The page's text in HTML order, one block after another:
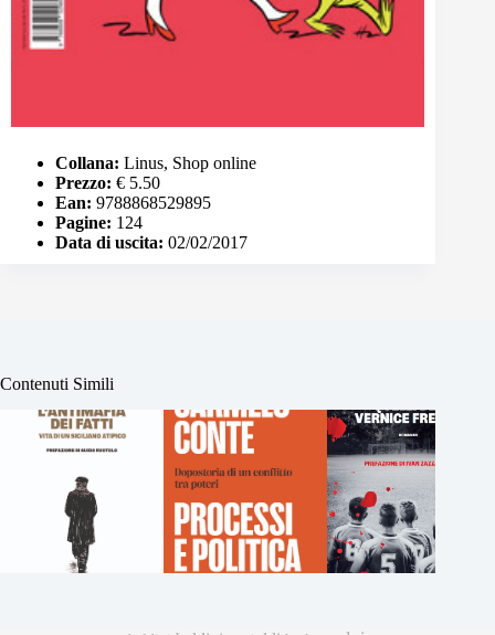
Collana: Linus, Shop online
Prezzo: € 5.50
Ean: 9788868529895
Pagine: 124
Data di uscita: 02/02/2017
Contenuti Simili